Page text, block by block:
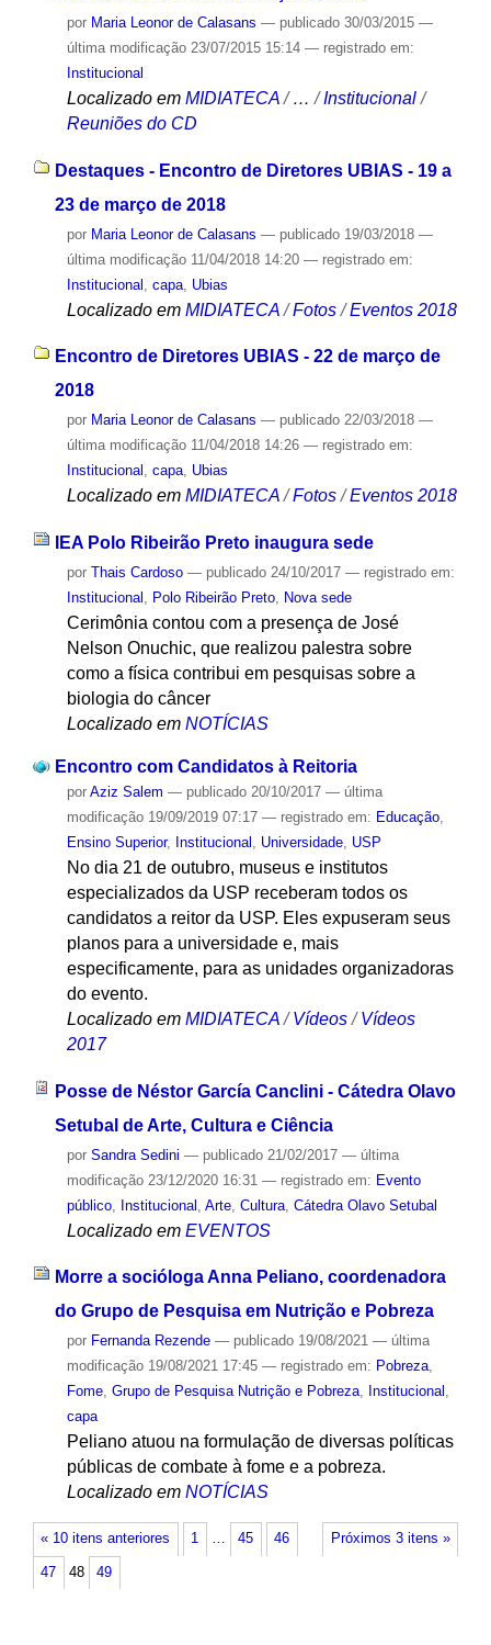
por Maria Leonor de Calasans — publicado30/03/2015 —
última modificação23/07/2015 15:14 — registrado em:
Institucional
Localizado em MIDIATECA /…/Institucional /
Reuniões do CD
Destaques - Encontro de Diretores UBIAS - 19 a
23 de março de 2018
por Maria Leonor de Calasans — publicado19/03/2018 —
última modificação11/04/2018 14:20 — registrado em:
Institucional capa, Ubias
Localizado em MIDIATECA /Fotos /Eventos 2018
Encontro de Diretores UBIAS - 22 de março de
2018
por Maria Leonor de Calasans — publicado22/03/2018 —
última modificação11/04/2018 14:26 — registrado em:
Institucional , capa, Ubias
Localizado em MIDIATECA /Fotos /Eventos 2018
IEA Polo Ribeirão Preto inaugura sede
por Thais Cardoso — publicado24/10/2017 — registrado em:
Institucional , Polo Ribeirão Preto, Nova sede
Cerimônia contou com a presença de José
Nelson Onuchic, que realizou palestra sobre
como a física contribui em pesquisas sobre a
biologia do câncer
Localizado em NOTÍCIAS
Encontro com Candidatos à Reitoria
por Aziz Salem — publicado20/10/2017 — última
modificação19/09/2019 07:17 — registrado em: Educação,
Ensino Superior, Institucional Universidade, USP
No dia 21 de outubro, museus e institutos
especializados da USP receberam todos os
candidatos a reitor da USP. Eles expuseram seus
planos para a universidade e, mais
especificamente, para as unidades organizadoras
do evento.
Localizado em MIDIATECA /Vídeos /Vídeos
2017
Posse de Néstor García Canclini - Cátedra Olavo
Setubal de Arte, Cultura e Ciência
por Sandra Sedini — publicado21/02/2017 — última
modificação23/12/2020 16:31 — registrado em: Evento
público, Institucional Arte, Cultura, Cátedra Olavo Setubal
Localizado em EVENTOS
Morre a socióloga Anna Peliano, coordenadora
do Grupo de Pesquisa em Nutrição e Pobreza
por Fernanda Rezende — publicado19/08/2021 — última
modificação19/08/2021 17:45 — registrado em: Pobreza,
Fome, Grupo de Pesquisa Nutrição e Pobreza, Institucional ,
capa
Peliano atuou na formulação de diversas políticas
públicas de combate à fome e a pobreza.
Localizado em NOTÍCIAS
« 10 itens anteriores Próximos 3 itens »
1 … 45 46
47 48 49